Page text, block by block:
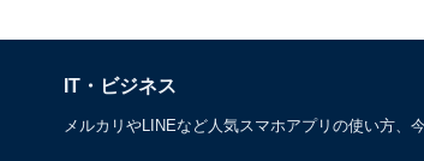
IT・ビジネス
メルカリやLINEなど人気スマホアプリの使い方、